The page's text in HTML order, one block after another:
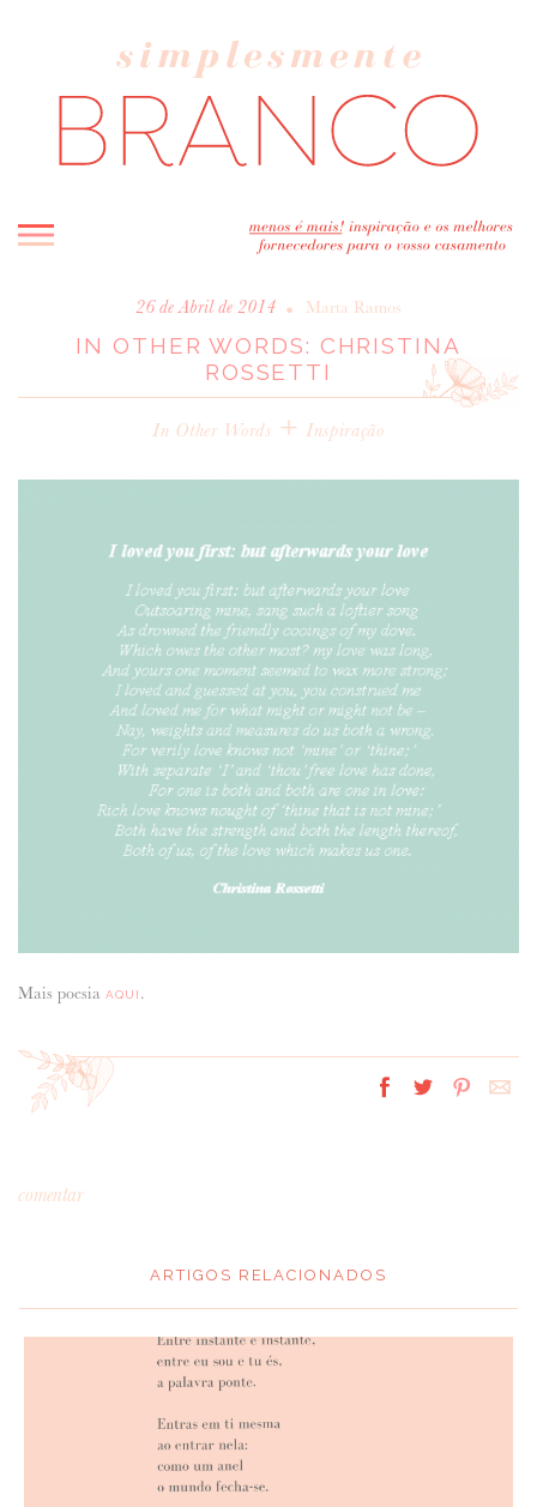
INICIO
BLOG
MELHOR INSPIRAÇÃO
ENTREVISTAS
CASAVA-ME AQUI!
ANUNCIE CONNOSCO
26 de Abril de 2014 • Marta Ramos
IN OTHER WORDS: CHRISTINA
ROSSETTI
In Other Words + Inspiração
Mais poesia AQUI .
comentar
ARTIGOS RELACIONADOS